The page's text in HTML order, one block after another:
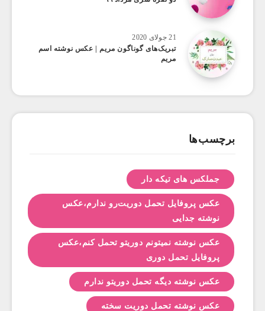
21 جولای 2020
تبریک‌های گوناگون مریم | عکس نوشته اسم
مریم
برچسب‌ها
جملکس های تیکه دار
عکس پروفایل تحمل دوریت‌رو ندارم،عکس
نوشته جدایی
عکس نوشته نمیتونم دوریتو تحمل کنم،عکس
پروفایل تحمل دوری
عکس نوشته دیگه تحمل دوریتو ندارم
عکس نوشته تحمل دوریت سخته